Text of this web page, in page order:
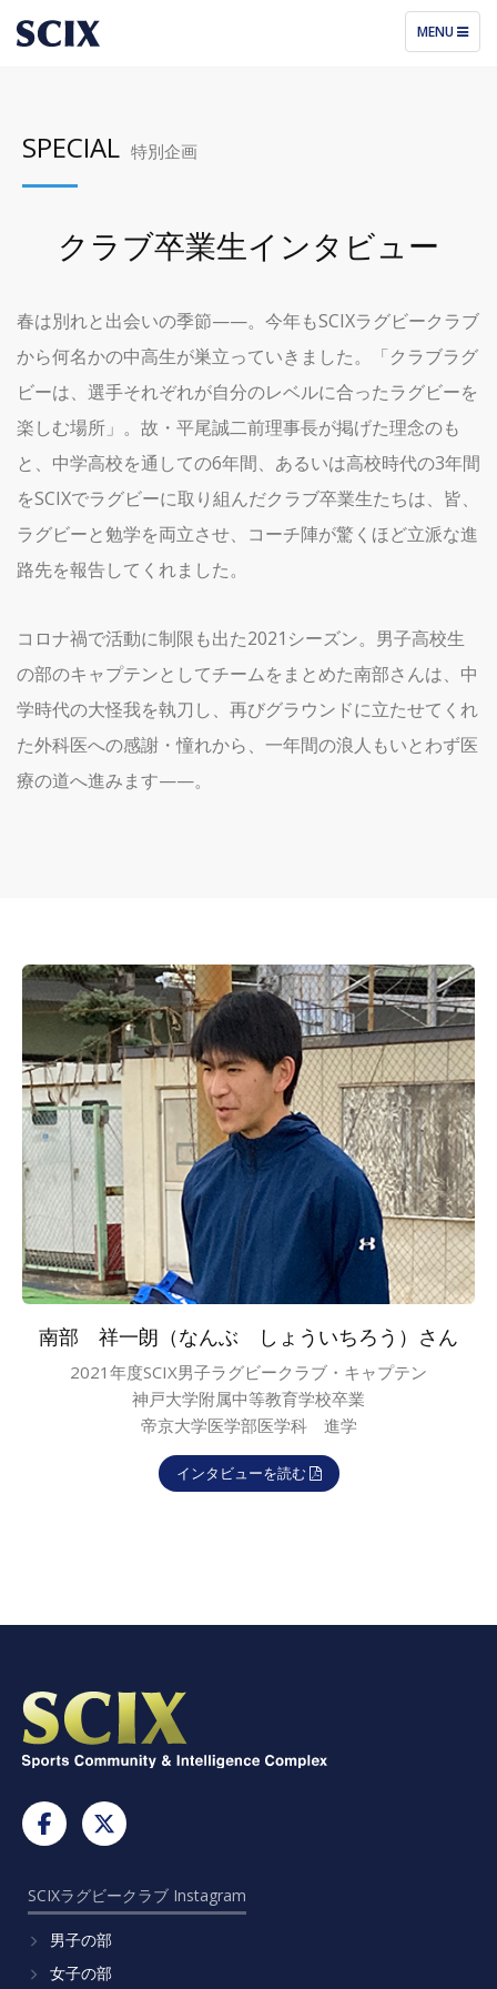
TOGGLE
NAVIGATION
MENU
SPECIAL 特別企画
クラブ卒業生インタビュー
春は別れと出会いの季節——。今年もSCIXラグビークラブ
から何名かの中高生が巣立っていきました。「クラブラグ
ビーは、選手それぞれが自分のレベルに合ったラグビーを
楽しむ場所」。故・平尾誠二前理事長が掲げた理念のも
と、中学高校を通しての6年間、あるいは高校時代の3年間
をSCIXでラグビーに取り組んだクラブ卒業生たちは、皆、
ラグビーと勉学を両立させ、コーチ陣が驚くほど立派な進
路先を報告してくれました。
コロナ禍で活動に制限も出た2021シーズン。男子高校生
の部のキャプテンとしてチームをまとめた南部さんは、中
学時代の大怪我を執刀し、再びグラウンドに立たせてくれ
た外科医への感謝・憧れから、一年間の浪人もいとわず医
療の道へ進みます——。
南部 祥一朗（なんぶ しょういちろう）さん
2021年度SCIX男子ラグビークラブ・キャプテン
神戸大学附属中等教育学校卒業
帝京大学医学部医学科 進学
インタビューを読む
SCIXラグビークラブ Instagram
男子の部
女子の部